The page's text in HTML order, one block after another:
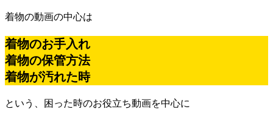
着物の動画の中心は
着物のお手入れ
着物の保管方法
着物が汚れた時
という、困った時のお役立ち動画を中心に